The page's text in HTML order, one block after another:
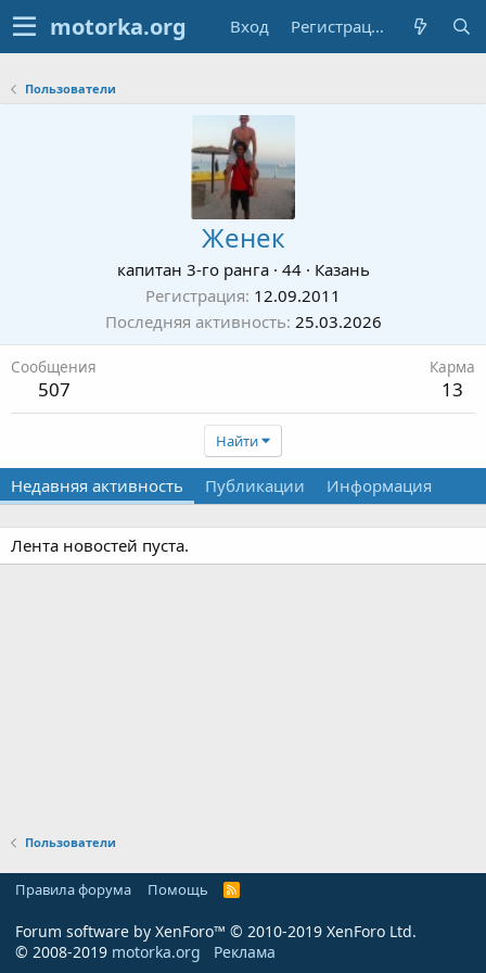
Вход Регистрация
Пользователи
Женек
капитан 3-го ранга · 44 · Казань
Регистрация 12.09.2011
Последняя активность 25.03.2026
Сообщения
507
Карма
13
Найти
Недавняя активность Публикации Информация
Лента новостей пуста.
Пользователи
Правила форума Помощь
R
Forum software by XenForo™ © 2010-2019 XenForo Ltd.
© 2008-2019 motorka.org Реклама